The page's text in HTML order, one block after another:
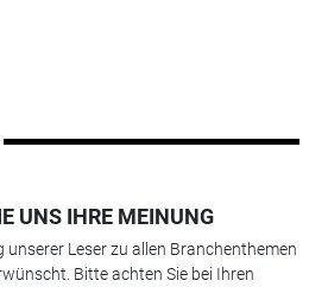
UNS IHRE MEINUNG
unserer Leser zu allen Branchenthemen
Bitte achten Sie bei Ihren